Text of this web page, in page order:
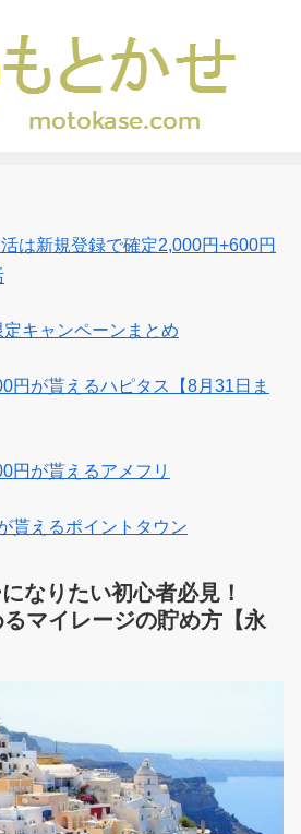
は新規登録で確定2,000円+600円
キャンペーンまとめ
円が貰えるハピタス【8月31日ま
円が貰えるアメフリ
貰えるポイントタウン
なりたい初心者必見！
マイレージの貯め方【永